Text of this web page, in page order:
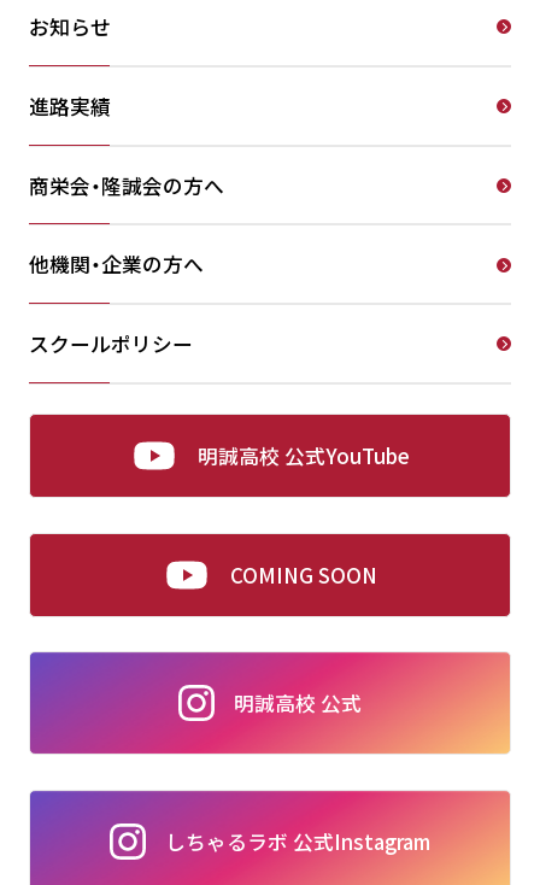
お知らせ
進路実績
商栄会・隆誠会の方へ
他機関・企業の方へ
スクールポリシー
明誠高校 公式YouTube
COMING SOON
明誠高校 公式
しちゃるラボ 公式Instagram